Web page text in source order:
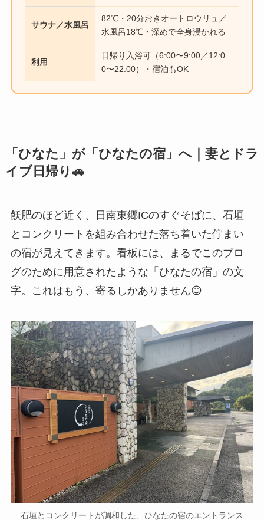
サウナ／水風呂
82℃・20分おきオートロウリュ／
水風呂18℃・深めで全身浸かれる
利用
日帰り入浴可（6:00〜9:00／12:0
0〜22:00）・宿泊もOK
「ひなた」が「ひなたの宿」へ｜妻とドラ
イブ日帰り🚗
飫肥のほど近く、日南東郷ICのすぐそばに、石垣
とコンクリートを組み合わせた落ち着いた佇まい
の宿が見えてきます。看板には、まるでこのブロ
グのために用意されたような「ひなたの宿」の文
字。これはもう、寄るしかありません😊
石垣とコンクリートが調和した、ひなたの宿のエントランス